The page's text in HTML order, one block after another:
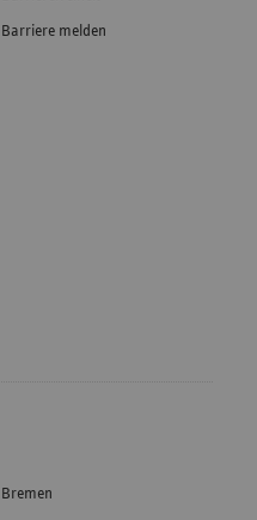
Barriere melden
Bremen